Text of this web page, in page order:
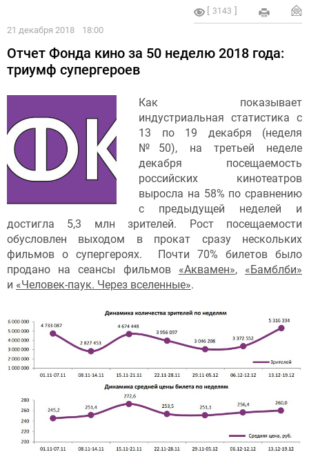
3143
21 декабря 2018 18:00
Отчет Фонда кино за 50 неделю 2018 года:
триумф супергероев
Как показывает
индустриальная статистика с
13 по 19 декабря (неделя
№50), на третьей неделе
декабря посещаемость
российских кинотеатров
выросла на 58% по сравнению
с предыдущей неделей и
достигла 5,3 млн зрителей. Рост посещаемости
обусловлен выходом в прокат сразу нескольких
фильмов о супергероях. Почти 70% билетов было
продано на сеансы фильмов «Аквамен», «Бамблби»
и «Человек-паук. Через вселенные».